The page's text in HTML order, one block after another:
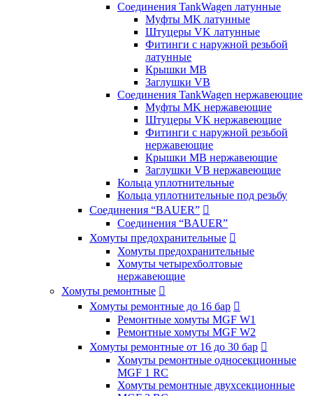
Соединения TankWagen латунные
Муфты MK латунные
Штуцеры VK латунные
Фитинги с наружной резьбой
латунные
Крышки MB
Заглушки VB
Соединения TankWagen нержавеющие
Муфты MK нержавеющие
Штуцеры VK нержавеющие
Фитинги с наружной резьбой
нержавеющие
Крышки MB нержавеющие
Заглушки VB нержавеющие
Кольца уплотнительные
Кольца уплотнительные под резьбу
Соединения “BAUER” 
Соединения “BAUER”
Хомуты предохранительные 
Хомуты предохранительные
Хомуты четырехболтовые
нержавеющие
Хомуты ремонтные 
Хомуты ремонтные до 16 бар 
Ремонтные хомуты MGF W1
Ремонтные хомуты MGF W2
Хомуты ремонтные от 16 до 30 бар 
Хомуты ремонтные односекционные
MGF 1 RC
Хомуты ремонтные двухсекционные